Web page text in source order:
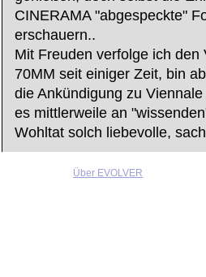
CINERAMA "abgespeckte"
erschauern..
Mit Freuden verfolge ich
70MM seit einiger Zeit, bin
die Ankündigung zu
es mittlerweile an
Wohltat solch liebevolle,
Über EVOLVER